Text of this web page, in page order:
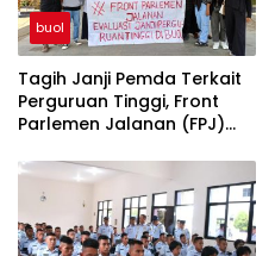
buol
Tagih Janji Pemda Terkait
Perguruan Tinggi, Front
Parlemen Jalanan (FPJ)
DPRD Buol